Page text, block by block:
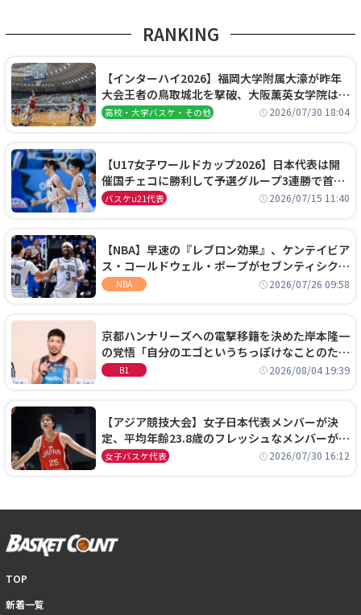
RANKING
【インターハイ2026】福岡大学附属大濠が昨年
大会王者の鳥取城北を撃破、大阪薫英女学院は岐
阜女子に完勝、大会3日目試合結果
高校・大学バスケ・その他 2026/07/30 18:04
【U17女子ワールドカップ2026】日本代表は開
催国チェコに勝利して予選グループ3連勝で首位
通過！準々決勝の相手はエジプトに決定
バスケu21代表 2026/07/15 11:40
【NBA】早速の『レブロン効果』、ケンテイビア
ス・コールドウェル・ポープがセブンティシクサ
ーズに1年契約で加入
NBA 2026/07/26 09:58
京都ハンナリーズへの電撃移籍を決めた岸本隆一
の覚悟「自分のエゴというちっぽけなことのため
に、京都に来たわけではない」
B1 2026/08/04 19:39
【アジア競技大会】女子日本代表メンバーが決
定、平均年齢23.8歳のフレッシュなメンバーが日
本開催の大舞台で頂点を狙う
女子バスケ代表 2026/07/30 16:12
TOP
新着一覧